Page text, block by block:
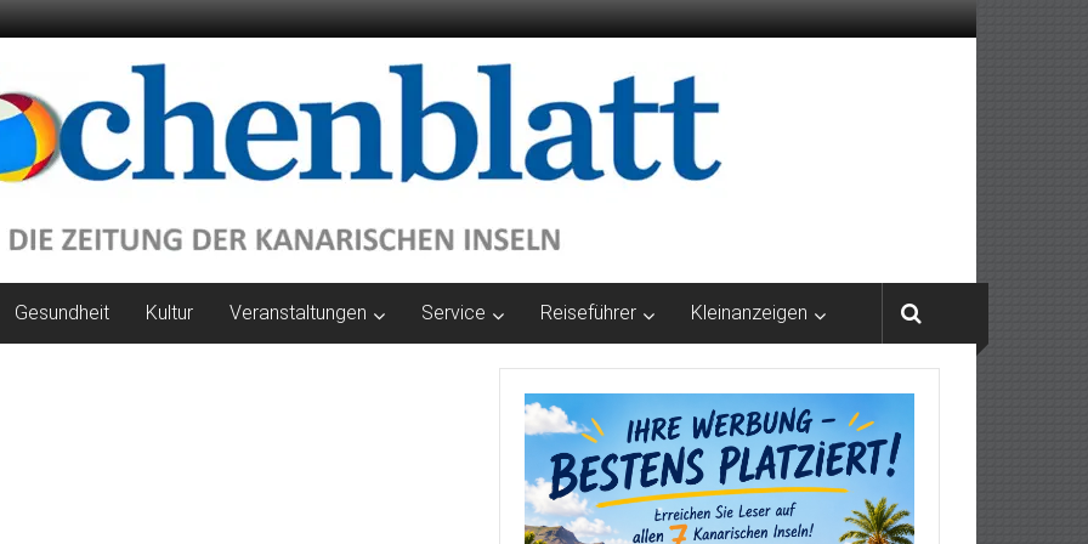
Gesundheit Kultur Veranstaltungen Service Reiseführer Kleinanzeigen